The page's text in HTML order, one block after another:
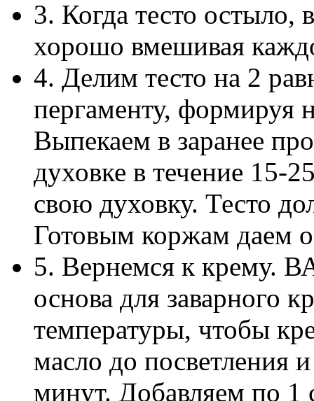
3. Когда тесто остыло,
хорошо вмешивая
4. Делим тесто на 2
пергаменту, формируя
Выпекаем в заранее
духовке в течение 15-
свою духовку. Тесто
Готовым коржам даем
5. Вернемся к крему.
основа для заварного
температуры, чтобы
масло до посветления
минут. Добавляем по 1